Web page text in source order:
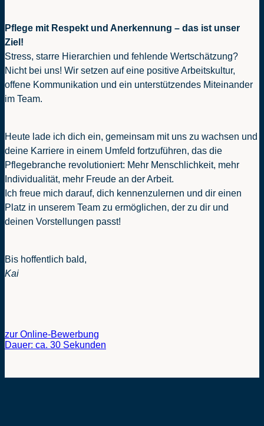
Pflege mit Respekt und Anerkennung – das ist unser
Ziel!
Stress, starre Hierarchien und fehlende Wertschätzung?
Nicht bei uns! Wir setzen auf eine positive Arbeitskultur,
offene Kommunikation und ein unterstützendes Miteinander
im Team.
Heute lade ich dich ein, gemeinsam mit uns zu wachsen und
deine Karriere in einem Umfeld fortzuführen, das die
Pflegebranche revolutioniert: Mehr Menschlichkeit, mehr
Individualität, mehr Freude an der Arbeit.
Ich freue mich darauf, dich kennenzulernen und dir einen
Platz in unserem Team zu ermöglichen, der zu dir und
deinen Vorstellungen passt!
Bis hoffentlich bald,
Kai
zur Online-Bewerbung
Dauer: ca. 30 Sekunden